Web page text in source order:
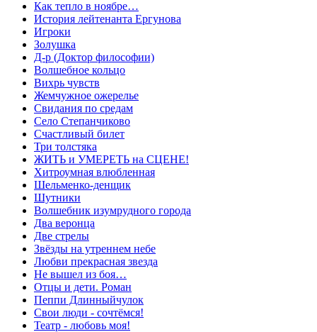
Как тепло в ноябре…
История лейтенанта Ергунова
Игроки
Золушка
Д-р (Доктор философии)
Волшебное кольцо
Вихрь чувств
Жемчужное ожерелье
Свидания по средам
Село Степанчиково
Счастливый билет
Три толстяка
ЖИТЬ и УМЕРЕТЬ на СЦЕНЕ!
Хитроумная влюбленная
Шельменко-денщик
Шутники
Волшебник изумрудного города
Два веронца
Две стрелы
Звёзды на утреннем небе
Любви прекрасная звезда
Не вышел из боя…
Отцы и дети. Роман
Пеппи Длинныйчулок
Свои люди - сочтёмся!
Театр - любовь моя!